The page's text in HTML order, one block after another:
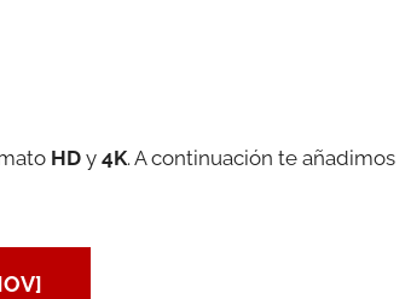
HD y 4K. A continuación te añadimos